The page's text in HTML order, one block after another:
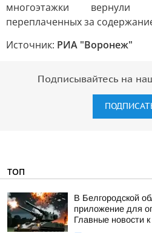
многоэтажки
переплаченных за
Источник: РИА "Воронеж"
Подписывайтесь на
ТОП
В Белгородской
приложение для
Главные новости